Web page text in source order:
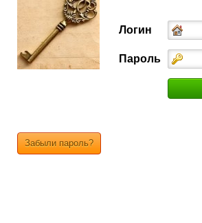
Логин
Пароль
Забыли пароль?